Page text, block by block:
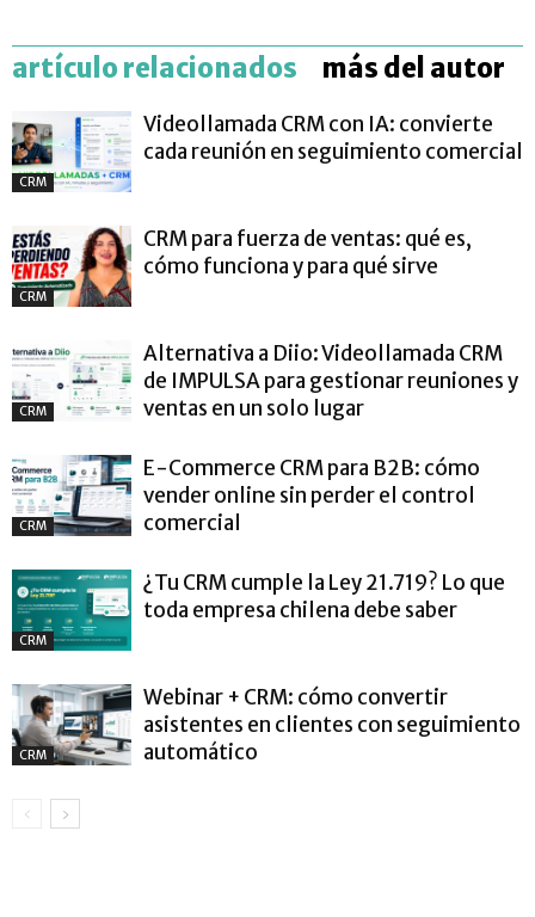
artículo relacionados más del autor
CRM
Videollamada CRM con IA: convierte
cada reunión en seguimiento comercial
CRM
CRM para fuerza de ventas: qué es,
cómo funciona y para qué sirve
CRM
Alternativa a Diio: Videollamada CRM
de IMPULSA para gestionar reuniones y
ventas en un solo lugar
CRM
E-Commerce CRM para B2B: cómo
vender online sin perder el control
comercial
CRM
¿Tu CRM cumple la Ley 21.719? Lo que
toda empresa chilena debe saber
CRM
Webinar + CRM: cómo convertir
asistentes en clientes con seguimiento
automático